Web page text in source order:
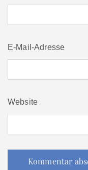
E-Mail-Adresse
Website